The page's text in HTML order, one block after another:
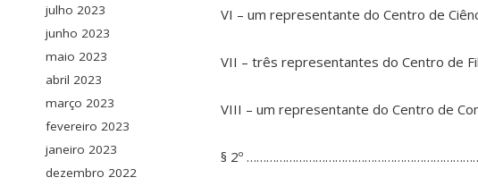
julho 2023
junho 2023
maio 2023
abril 2023
março 2023
fevereiro 2023
janeiro 2023
dezembro 2022
VI – um representante do Centro de
VII – três representantes do Centro de
VIII – um representante do Centro de
§ 2º